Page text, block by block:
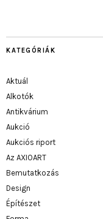
KATEGÓRIÁK
Aktuál
Alkotók
Antikvárium
Aukció
Aukciós riport
Az AXIOART
Bemutatkozás
Design
Építészet